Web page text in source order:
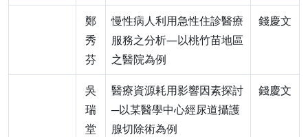
鄭
秀
芬
慢性病人利用急性住診醫療
服務之分析—以桃竹苗地區
之醫院為例
錢慶文
吳
瑞
堂
醫療資源耗用影響因素探討
─以某醫學中心經尿道攝護
腺切除術為例
錢慶文